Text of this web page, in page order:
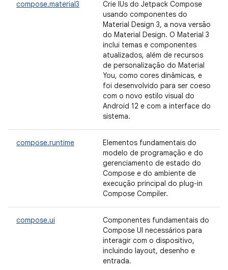
compose.material3
Crie IUs do Jetpack Compose
usando componentes do
Material Design 3, a nova versão
do Material Design. O Material 3
inclui temas e componentes
atualizados, além de recursos
de personalização do Material
You, como cores dinâmicas, e
foi desenvolvido para ser coeso
com o novo estilo visual do
Android 12 e com a interface do
sistema.
compose.runtime
Elementos fundamentais do
modelo de programação e do
gerenciamento de estado do
Compose e do ambiente de
execução principal do plug-in
Compose Compiler.
compose.ui
Componentes fundamentais do
Compose UI necessários para
interagir com o dispositivo,
incluindo layout, desenho e
entrada.